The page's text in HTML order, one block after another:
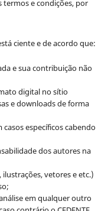
termos e condições, por
ciente e de acordo que:
e sua contribuição não
digital no sítio
e downloads de forma
casos específicos cabendo
dos autores na
vetores e etc.)
em qualquer outro